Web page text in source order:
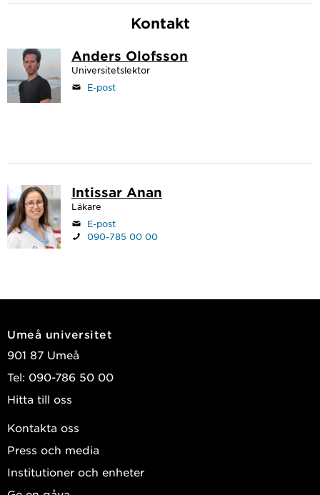
Kontakt
Anders Olofsson
Universitetslektor
E-post
Intissar Anan
Läkare
E-post
090-785 00 00
Umeå universitet
901 87 Umeå
Tel: 090-786 50 00
Hitta till oss
Kontakta oss
Press och media
Institutioner och enheter